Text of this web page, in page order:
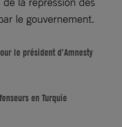
le gouvernement.
le président d’Amnesty
en Turquie